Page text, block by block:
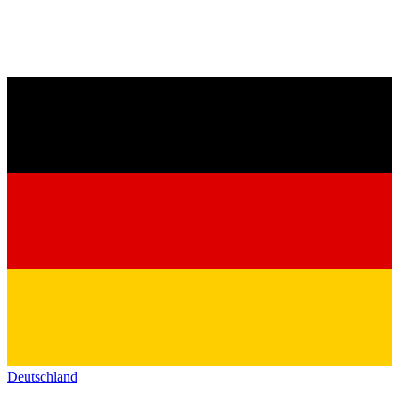
Deutschland